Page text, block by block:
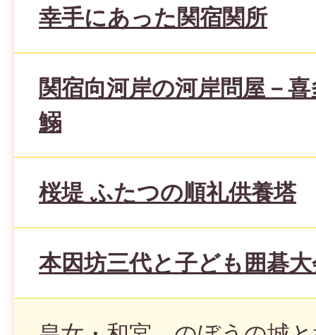
幸手にあった関宿関所
関宿向河岸の河岸問屋－
鰯
桜堤 ふたつの順礼供養塔
本因坊三代と子ども囲碁